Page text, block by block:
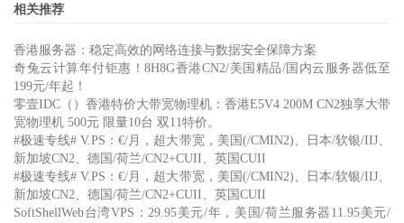
相关推荐
香港服务器：稳定高效的网络连接与数据安全保障方案
奇兔云计算年付钜惠！8H8G香港CN2/美国精品/国内云服务器低至
199元/年起！
零壹IDC（）香港特价大带宽物理机：香港E5V4 200M CN2独享大带
宽物理机 500元 限量10台 双11特价。
#极速专线# V.PS：€/月，超大带宽，美国(/CMIN2)、日本/软银/IIJ、
新加坡CN2、德国/荷兰/CN2+CUII、英国CUII
#极速专线# V.PS：€/月，超大带宽，美国(/CMIN2)、日本/软银/IIJ、
新加坡CN2、德国/荷兰/CN2+CUII、英国CUII
SoftShellWeb台湾VPS：29.95美元/年，美国/荷兰服务器11.95美元/